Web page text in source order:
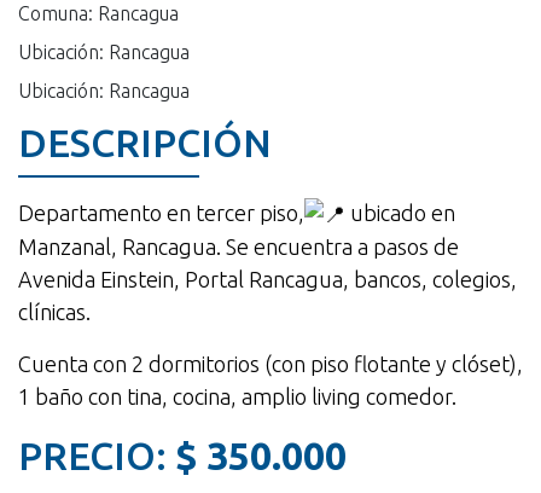
Comuna: Rancagua
Ubicación: Rancagua
Ubicación: Rancagua
DESCRIPCIÓN
Departamento en tercer piso,
ubicado en
Manzanal, Rancagua. Se encuentra a pasos de
Avenida Einstein, Portal Rancagua, bancos, colegios,
clínicas.
Cuenta con 2 dormitorios (con piso flotante y clóset),
1 baño con tina, cocina, amplio living comedor.
PRECIO: $ 350.000